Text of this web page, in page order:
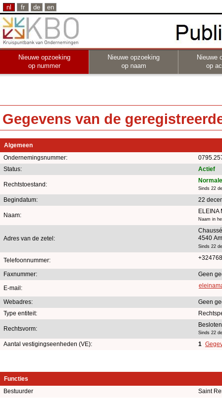
nl fr de en
Nieuwe opzoeking
op nummer
Nieuwe opzoeking
op naam
Nieuwe
op
Gegevens van de
Algemeen
Ondernemingsnummer:
Status:
Actief
Rechtstoestand:
Sinds 22
Begindatum: 22
Naam:
ELEINA
Naam in
Adres van de zetel:
4540
Sinds 22
Telefoonnummer:
Faxnummer:
Geen
E-mail:
Webadres:
Geen
Type entiteit:
Rechtsvorm:
Sinds 22
Aantal vestigingseenheden (VE): 1
Functies
Bestuurder
Saint